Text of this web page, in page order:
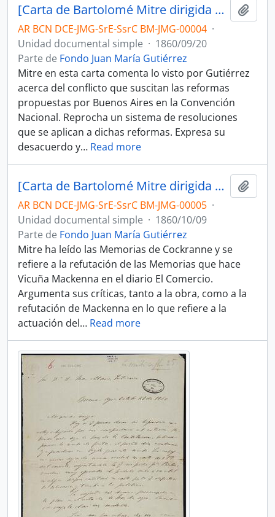
[Carta de Bartolomé Mitre dirigida a Juan María Gutiérrez]
AR BCN DCE-JMG-SrE-SsrC BM-JMG-00004 ·
Unidad documental simple · 1860/09/20
Parte de Fondo Juan María Gutiérrez
Mitre en esta carta comenta lo visto por Gutiérrez
acerca del conflicto que suscitan las reformas
propuestas por Buenos Aires en la Convención
Nacional. Reprocha un sistema de resoluciones
que se aplican a dichas reformas. Expresa su
desacuerdo y… Read more
[Carta de Bartolomé Mitre dirigida a Juan María Gutiérrez]
AR BCN DCE-JMG-SrE-SsrC BM-JMG-00005 ·
Unidad documental simple · 1860/10/09
Parte de Fondo Juan María Gutiérrez
Mitre ha leído las Memorias de Cockranne y se
refiere a la refutación de las Memorias que hace
Vicuña Mackenna en el diario El Comercio.
Argumenta sus críticas, tanto a la obra, como a la
refutación de Mackenna en lo que refiere a la
actuación del… Read more